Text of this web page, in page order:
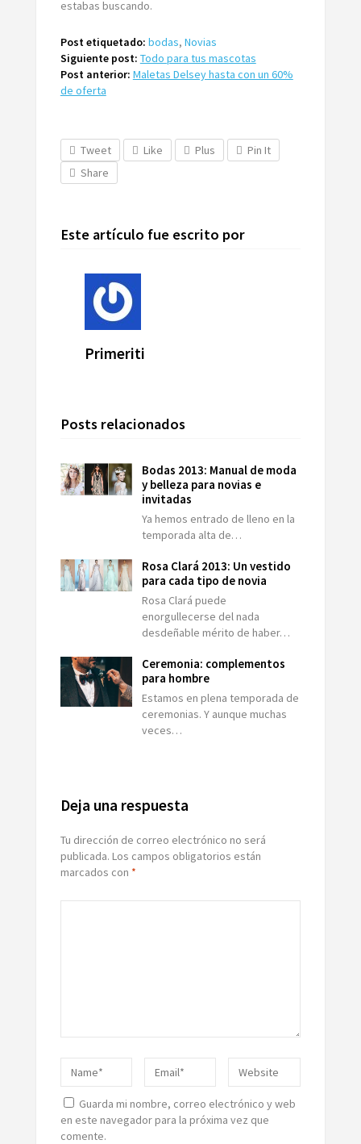
estabas buscando.
Post etiquetado: bodas, Novias
Siguiente post: Todo para tus mascotas
Post anterior: Maletas Delsey hasta con un 60%
de oferta
Tweet Like Plus
Pin It
Share
Este artículo fue escrito por
Primeriti
Posts relacionados
Bodas 2013: Manual de moda
y belleza para novias e
invitadas
Ya hemos entrado de lleno en la
temporada alta de…
Rosa Clará 2013: Un vestido
para cada tipo de novia
Rosa Clará puede
enorgullecerse del nada
desdeñable mérito de haber…
Ceremonia: complementos
para hombre
Estamos en plena temporada de
ceremonias. Y aunque muchas
veces…
Deja una respuesta
Tu dirección de correo electrónico no será
publicada. Los campos obligatorios están
marcados con *
Guarda mi nombre, correo electrónico y web
en este navegador para la próxima vez que
comente.